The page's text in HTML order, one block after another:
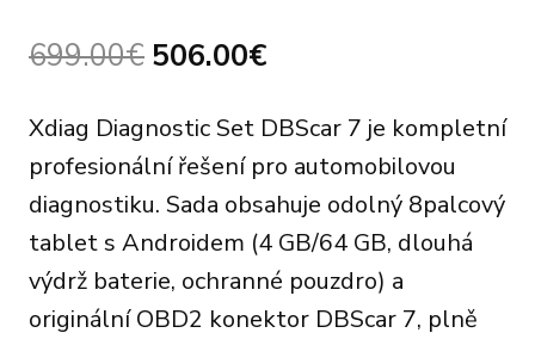
699.00€ Original
was:
699.00€.
506.00€
is:
506.00€.
Xdiag Diagnostic Set DBScar 7 je kompletní
profesionální řešení pro automobilovou
diagnostiku. Sada obsahuje odolný 8palcový
tablet s Androidem (4 GB/64 GB, dlouhá
výdrž baterie, ochranné pouzdro) a
originální OBD2 konektor DBScar 7, plně